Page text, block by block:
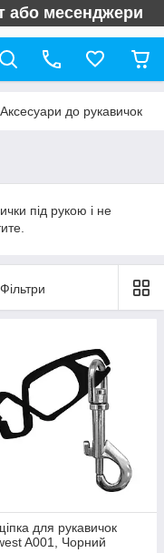
або месенджери
Аксесуари до рукавичок
під рукою і не
Фільтри
для рукавичок
A001, Чорний